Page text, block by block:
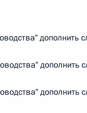
Федерации и
дополнить
дополнить
дополнить